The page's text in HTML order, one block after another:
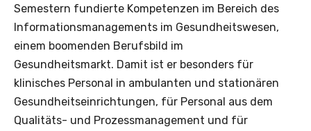
Semestern fundierte Kompetenzen im Bereich des
Informationsmanagements im Gesundheitswesen,
einem boomenden Berufsbild im
Gesundheitsmarkt. Damit ist er besonders für
klinisches Personal in ambulanten und stationären
Gesundheitseinrichtungen, für Personal aus dem
Qualitäts- und Prozessmanagement und für